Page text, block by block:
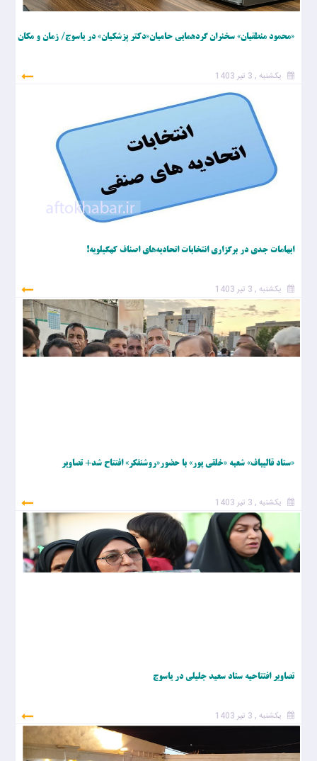
«محمود منطقیان» سخنران گردهمایی حامیان«دکتر پزشکیان» در یاسوج/ زمان و مکان
یکشنبه , 3 تیر 1403
ابهامات جدی در برگزاری انتخابات اتحادیه‌های اصناف کهگیلویه!
یکشنبه , 3 تیر 1403
«ستاد قالیباف» شعبه «خلقی پور» با حضور«روشنفکر» افتتاح شد+ تصاویر
یکشنبه , 3 تیر 1403
تصاویر افتتاحیه ستاد سعید جلیلی در یاسوج
یکشنبه , 3 تیر 1403